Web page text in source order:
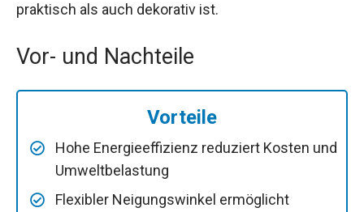
praktisch als auch dekorativ ist.
Vor- und Nachteile
Vorteile
Hohe Energieeffizienz reduziert Kosten und
Umweltbelastung
Flexibler Neigungswinkel ermöglicht